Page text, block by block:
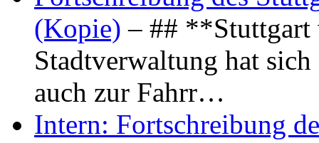
(Kopie) – ## **Stuttgart
Stadtverwaltung hat
auch zur Fahrr…
Intern: Fortschreibung